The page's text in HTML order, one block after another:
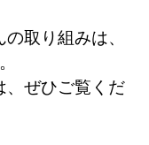
取り組みは、
、ぜひご覧くだ